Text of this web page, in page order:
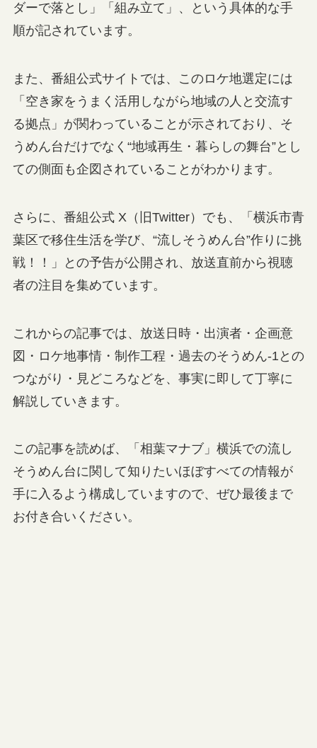
ダーで落とし」「組み立て」、という具体的な手
順が記されています。
また、番組公式サイトでは、このロケ地選定には
「空き家をうまく活用しながら地域の人と交流す
る拠点」が関わっていることが示されており、そ
うめん台だけでなく“地域再生・暮らしの舞台”とし
ての側面も企図されていることがわかります。
さらに、番組公式 X（旧Twitter）でも、「横浜市青
葉区で移住生活を学び、“流しそうめん台”作りに挑
戦！！」との予告が公開され、放送直前から視聴
者の注目を集めています。
これからの記事では、放送日時・出演者・企画意
図・ロケ地事情・制作工程・過去のそうめん-1との
つながり・見どころなどを、事実に即して丁寧に
解説していきます。
この記事を読めば、「相葉マナブ」横浜での流し
そうめん台に関して知りたいほぼすべての情報が
手に入るよう構成していますので、ぜひ最後まで
お付き合いください。